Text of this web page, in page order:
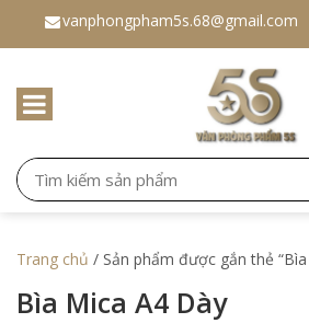
vanphongpham5s.68@gmail.com
Trang chủ / Sản phẩm được gắn thẻ
Bìa Mica A4 Dày